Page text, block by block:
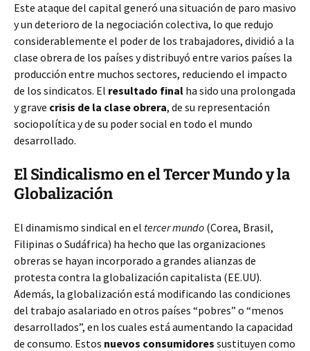
Este ataque del capital generó una situación de paro masivo
y un deterioro de la negociación colectiva, lo que redujo
considerablemente el poder de los trabajadores, dividió a la
clase obrera de los países y distribuyó entre varios países la
producción entre muchos sectores, reduciendo el impacto
de los sindicatos. El resultado final ha sido una prolongada
y grave crisis de la clase obrera, de su representación
sociopolítica y de su poder social en todo el mundo
desarrollado.
El Sindicalismo en el Tercer Mundo y la
Globalización
El dinamismo sindical en el tercer mundo (Corea, Brasil,
Filipinas o Sudáfrica) ha hecho que las organizaciones
obreras se hayan incorporado a grandes alianzas de
protesta contra la globalización capitalista (EE.UU).
Además, la globalización está modificando las condiciones
del trabajo asalariado en otros países “pobres” o “menos
desarrollados”, en los cuales está aumentando la capacidad
de consumo. Estos nuevos consumidores sustituyen como